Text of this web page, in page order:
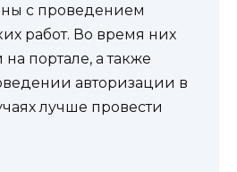
с проведением
работ. Во время них
портале, а также
авторизации в
лучше провести